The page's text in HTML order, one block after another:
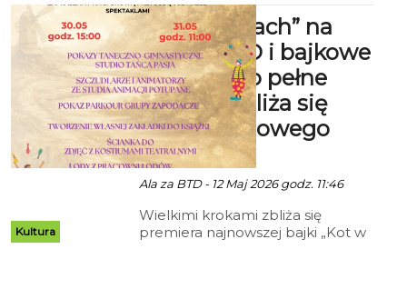
Widowiskowo-Sportowa przy ul.
Śniadeckich 4 zamieni się w
prawdziwą arenę miejskiej kultury,
rytmu i tanecznej rywalizacji.
Wszystko za sprawą wydarzenia
Street Dance Contest -
Koszalińskie YO! vol. 7.
Kultura
„Kot w butach” na
scenie BTD i bajkowe
miasteczko pełne
atrakcji. Zbliża się
premiera nowego
spektaklu
Ala za BTD - 12 Maj 2026 godz. 11:46
Wielkimi krokami zbliża się
premiera najnowszej bajki „Kot w